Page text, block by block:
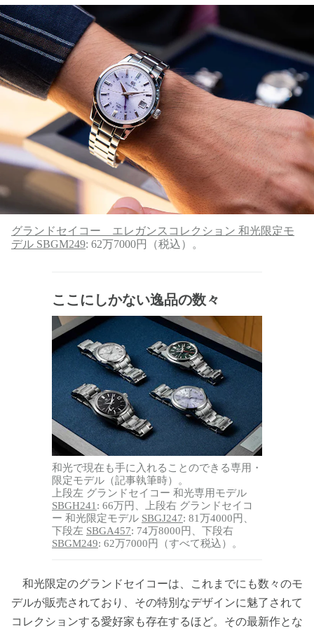
グランドセイコー エレガンスコレクション 和光限定モ
デル SBGM249: 62万7000円（税込）。
ここにしかない逸品の数々
和光で現在も手に入れることのできる専用・
限定モデル（記事執筆時）。
上段左 グランドセイコー 和光専用モデル
SBGH241 : 66万円、上段右 グランドセイコ
ー 和光限定モデル SBGJ247: 81万4000円、
下段左 SBGA457: 74万8000円、下段右
SBGM249: 62万7000円（すべて税込）。
和光限定のグランドセイコーは、これまでにも数々のモ
デルが販売されており、その特別なデザインに魅了されて
コレクションする愛好家も存在するほど。その最新作とな